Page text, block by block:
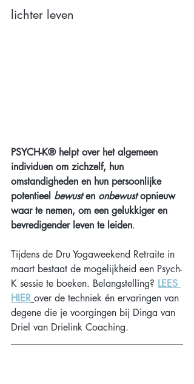
lichter leven
PSYCH-K® helpt over het algemeen
individuen om zichzelf, hun
omstandigheden en hun persoonlijke
potentieel bewust en onbewust opnieuw
waar te nemen, om een gelukkiger en
bevredigender leven te leiden.
Tijdens de Dru Yogaweekend Retraite in
maart bestaat de mogelijkheid een Psych-
K sessie te boeken. Belangstelling? LEES
HIER over de techniek én ervaringen van
degene die je voorgingen bij Dinga van
Driel van Drielink Coaching.